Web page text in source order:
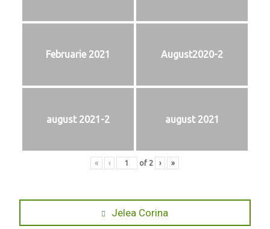
Februarie 2021 August2020-2
august 2021-2 august 2021
« ‹ of 2 › »
Previous
Jelea Corina